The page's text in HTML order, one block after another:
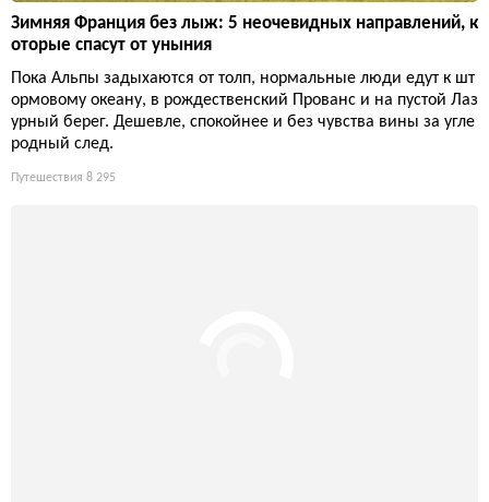
Зимняя Франция без лыж: 5 неочевидных направлений, к
оторые спасут от уныния
Пока Альпы задыхаются от толп, нормальные люди едут к шт
ормовому океану, в рождественский Прованс и на пустой Лаз
урный берег. Дешевле, спокойнее и без чувства вины за угле
родный след.
Путешествия 8 295